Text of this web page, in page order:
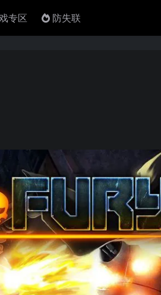
专区 防失联